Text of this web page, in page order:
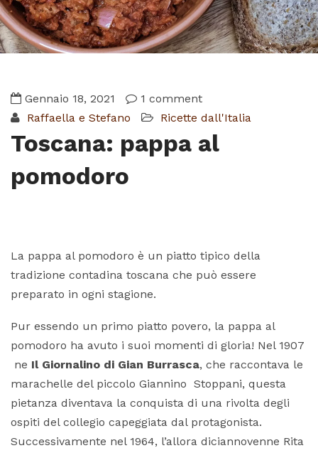
Gennaio 18, 2021
1 comment
Raffaella e Stefano
Ricette dall'Italia
Toscana: pappa al
pomodoro
La pappa al pomodoro è un piatto tipico della
tradizione contadina toscana che può essere
preparato in ogni stagione.
Pur essendo un primo piatto povero, la pappa al
pomodoro ha avuto i suoi momenti di gloria! Nel 1907
ne Il Giornalino di Gian Burrasca, che raccontava le
marachelle del piccolo Giannino Stoppani, questa
pietanza diventava la conquista di una rivolta degli
ospiti del collegio capeggiata dal protagonista.
Successivamente nel 1964, l’allora diciannovenne Rita